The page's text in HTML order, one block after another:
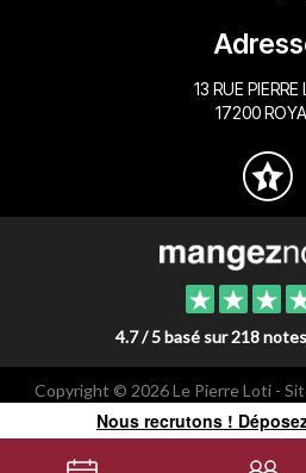
13 RUE PIERRE
17200
4.7 / 5 basé sur 218
Copyright © 2026 Le Pierre Loti -
mentions
Nous recrutons !